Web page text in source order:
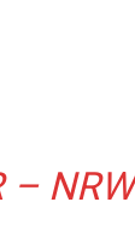
– NRW